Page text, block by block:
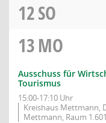
12SO
13MO
Ausschuss für
Tourismus
15:00-17:10 Uhr
Kreishaus Mettmann,
Mettmann, Raum